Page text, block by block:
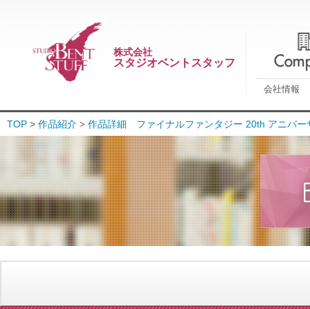
株式会社
スタジオベントスタッフ
会社情報
TOP > 作品紹介 > 作品詳細 ファイナルファンタジー 20th アニバー